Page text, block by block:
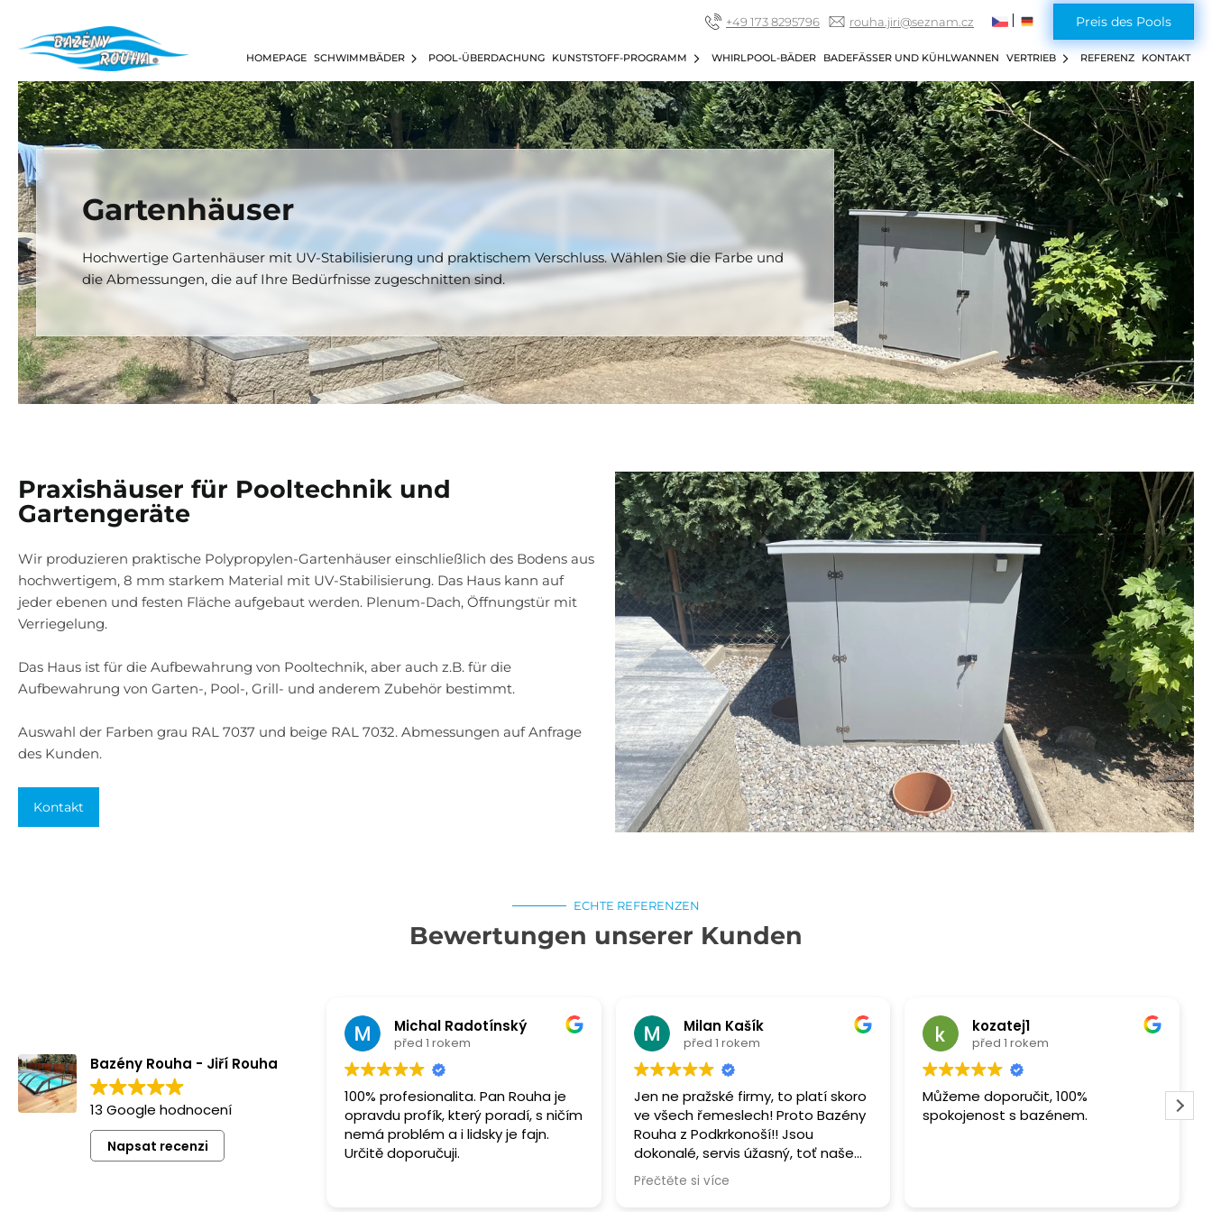
+49 173 8295796 rouha.jiri@seznam.cz Preis des Pools
HOMEPAGE SCHWIMMBÄDER POOL-ÜBERDACHUNG KUNSTSTOFF-PROGRAMM WHIRLPOOL-BÄDER BADEFÄSSER UND KÜHLWANNEN VERTRIEB REFERENZ KONTAKT
Gartenhäuser
Hochwertige Gartenhäuser mit UV-Stabilisierung und praktischem Verschluss. Wählen Sie die Farbe und
die Abmessungen, die auf Ihre Bedürfnisse zugeschnitten sind.
Praxishäuser für Pooltechnik und
Gartengeräte
Wir produzieren praktische Polypropylen-Gartenhäuser einschließlich des Bodens aus
hochwertigem, 8 mm starkem Material mit UV-Stabilisierung. Das Haus kann auf
jeder ebenen und festen Fläche aufgebaut werden. Plenum-Dach, Öffnungstür mit
Verriegelung.
Das Haus ist für die Aufbewahrung von Pooltechnik, aber auch z.B. für die
Aufbewahrung von Garten-, Pool-, Grill- und anderem Zubehör bestimmt.
Auswahl der Farben grau RAL 7037 und beige RAL 7032. Abmessungen auf Anfrage
des Kunden.
Kontakt
ECHTE REFERENZEN
Bewertungen unserer Kunden
Bazény Rouha - Jiří Rouha
13 Google hodnocení
Napsat recenzi
Michal Radotínský
před 1 rokem
100% profesionalita. Pan Rouha je
opravdu profík, který poradí, s ničím
nemá problém a i lidsky je fajn.
Určitě doporučuji.
Milan Kašík
před 1 rokem
Jen ne pražské firmy, to platí skoro
ve všech řemeslech! Proto Bazény
Rouha z Podkrkonoší!! Jsou
dokonalé, servis úžasný, toť naše
zkušenost! Snad to vydrží, a proto
děkujeme firmě a zejména panu
Přečtěte si více
kozatej1
před 1 rokem
Můžeme doporučit, 100%
spokojenost s bazénem.